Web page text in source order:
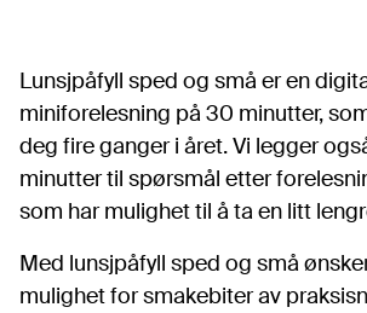
Lunsjpåfyll sped og små er en
miniforelesning på 30 minutter,
deg fire ganger i året. Vi legger
minutter til spørsmål etter
som har mulighet til å ta en litt
Med lunsjpåfyll sped og små
mulighet for smakebiter av